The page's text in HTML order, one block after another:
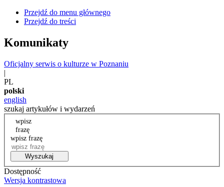
Przejdź do menu głównego
Przejdź do treści
Komunikaty
Oficjalny serwis o kulturze w Poznaniu
|
PL
polski
english
szukaj artykułów i wydarzeń
wpisz
frazę
wpisz frazę
Wyszukaj
Dostępność
Wersja kontrastowa